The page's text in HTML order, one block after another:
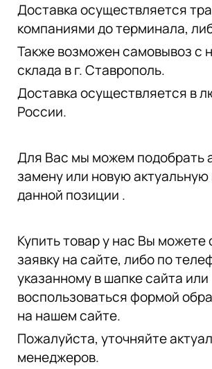
Доставка осуществляется
компаниями до терминала,
Также возможен самовывоз с
склада в г. Ставрополь.
Доставка осуществляется в
России.
Для Вас мы можем подобрать
замену или новую
данной позиции .
Купить товар у нас Вы
заявку на сайте, либо по
указанному в шапке сайта или
воспользоваться формой
на нашем сайте.
Пожалуйста, уточняйте
менеджеров.